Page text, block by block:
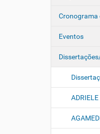
Cronograma
Eventos